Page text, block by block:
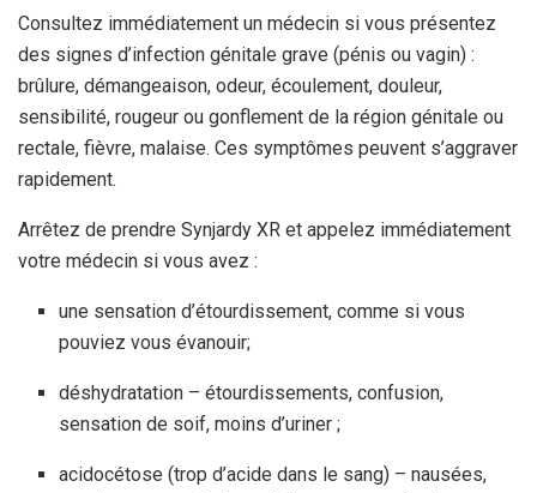
Consultez immédiatement un médecin si vous présentez
des signes d’infection génitale grave (pénis ou vagin) :
brûlure, démangeaison, odeur, écoulement, douleur,
sensibilité, rougeur ou gonflement de la région génitale ou
rectale, fièvre, malaise. Ces symptômes peuvent s’aggraver
rapidement.
Arrêtez de prendre Synjardy XR et appelez immédiatement
votre médecin si vous avez :
une sensation d’étourdissement, comme si vous
pouviez vous évanouir;
déshydratation – étourdissements, confusion,
sensation de soif, moins d’uriner ;
acidocétose (trop d’acide dans le sang) – nausées,